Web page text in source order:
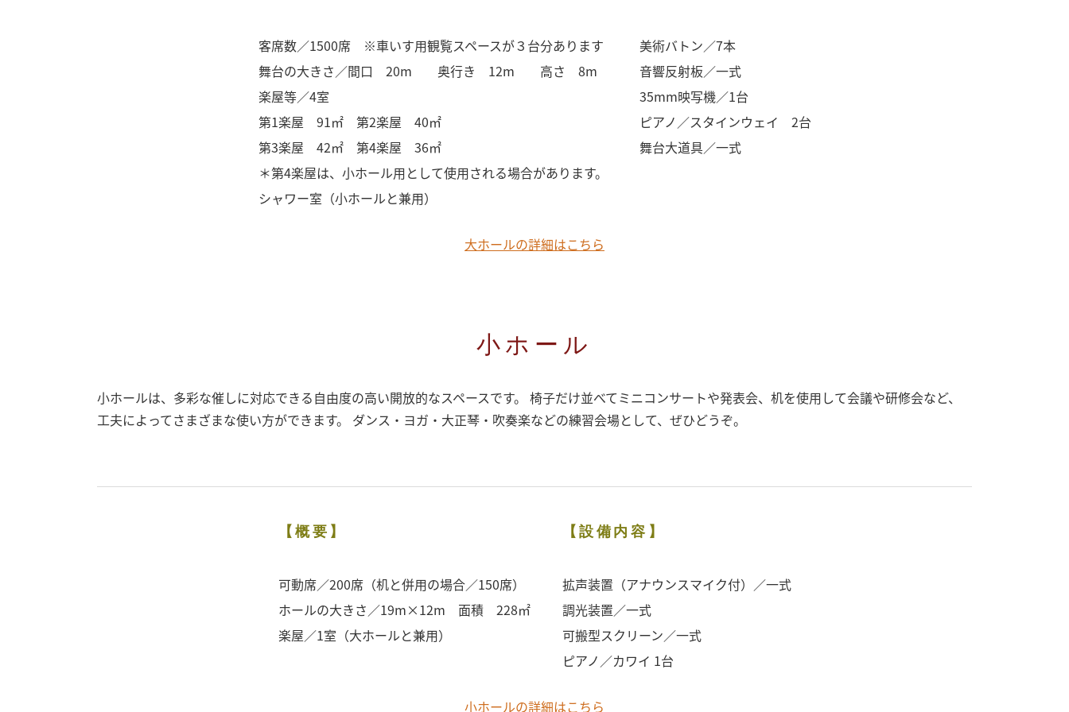
客席数／1500席 ※車いす用観覧スペースが３台分あります
舞台の大きさ／間口 20m 奥行き 12m 高さ 8m
楽屋等／4室
第1楽屋 91㎡ 第2楽屋 40㎡
第3楽屋 42㎡ 第4楽屋 36㎡
＊第4楽屋は、小ホール用として使用される場合があります。
シャワー室（小ホールと兼用）
美術バトン／7本
音響反射板／一式
35mm映写機／1台
ピアノ／スタインウェイ 2台
舞台大道具／一式
大ホールの詳細はこちら
小ホール
小ホールは、多彩な催しに対応できる自由度の高い開放的なスペースです。 椅子だけ並べてミニコンサートや発表会、机を使用して会議や研修会など、
工夫によってさまざまな使い方ができます。 ダンス・ヨガ・大正琴・吹奏楽などの練習会場として、ぜひどうぞ。
【概要】
可動席／200席（机と併用の場合／150席）
ホールの大きさ／19m×12m 面積 228㎡
楽屋／1室（大ホールと兼用）
【設備内容】
拡声装置（アナウンスマイク付）／一式
調光装置／一式
可搬型スクリーン／一式
ピアノ／カワイ 1台
小ホールの詳細はこちら